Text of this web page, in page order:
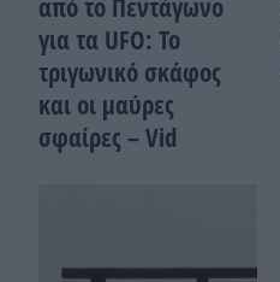
από το Πεντάγωνο
για τα UFO: Το
τριγωνικό σκάφος
και οι μαύρες
σφαίρες – Vid